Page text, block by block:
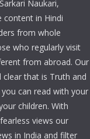
Naukari,
content in Hindi
from whole
who regularly visit
from abroad. Our
clear that is Truth and
can read with your
children. With
views our
in India and filter